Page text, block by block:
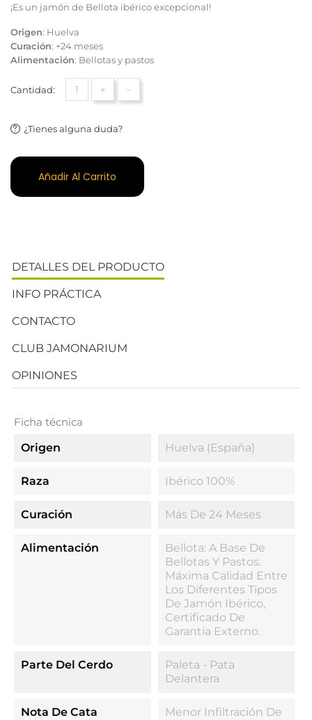
¡Es un jamón de Bellota ibérico excepcional!
Origen: Huelva
Curación: +24 meses
Alimentación: Bellotas y pastos
Cantidad: + -
¿Tienes alguna duda?
Añadir Al Carrito
DETALLES DEL PRODUCTO
INFO PRÁCTICA
CONTACTO
CLUB JAMONARIUM
OPINIONES
Ficha técnica
Origen
Huelva (España)
Raza Ibérico 100%
Curación Más De 24 Meses
Alimentación
Bellota: A Base De
Bellotas Y Pastos.
Máxima Calidad Entre
Los Diferentes Tipos
De Jamón Ibérico,
Certificado De
Garantía Externo.
Parte Del Cerdo
Paleta - Pata
Delantera
Nota De Cata
Menor Infiltración De